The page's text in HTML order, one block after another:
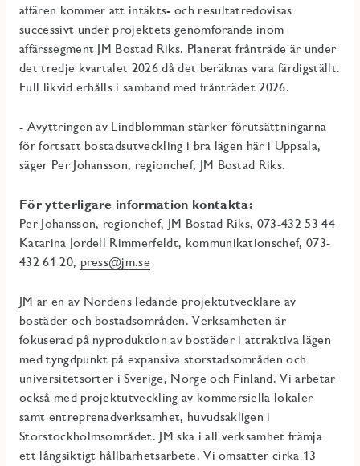
affären kommer att intäkts- och resultatredovisas
successivt under projektets genomförande inom
affärssegment JM Bostad Riks. Planerat frånträde är under
det tredje kvartalet 2026 då det beräknas vara färdigställt.
Full likvid erhålls i samband med frånträdet 2026.
- Avyttringen av Lindblomman stärker förutsättningarna
för fortsatt bostadsutveckling i bra lägen här i Uppsala,
säger Per Johansson, regionchef, JM Bostad Riks.
För ytterligare information kontakta:
Per Johansson, regionchef, JM Bostad Riks, 073-432 53 44
Katarina Jordell Rimmerfeldt, kommunikationschef, 073-
432 61 20, press@jm.se
JM är en av Nordens ledande projektutvecklare av
bostäder och bostadsområden. Verksamheten är
fokuserad på nyproduktion av bostäder i attraktiva lägen
med tyngdpunkt på expansiva storstadsområden och
universitetsorter i Sverige, Norge och Finland. Vi arbetar
också med projektutveckling av kommersiella lokaler
samt entreprenadverksamhet, huvudsakligen i
Storstockholmsområdet. JM ska i all verksamhet främja
ett långsiktigt hållbarhetsarbete. Vi omsätter cirka 13